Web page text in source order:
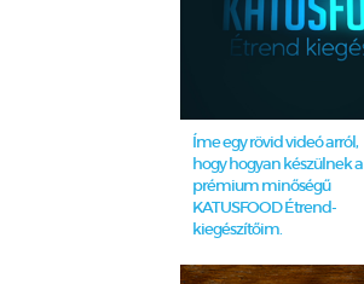
Íme egy rövid videó arról,
hogy hogyan készülnek a
prémium minőségű
KATUSFOOD Étrend-
kiegészítőim.